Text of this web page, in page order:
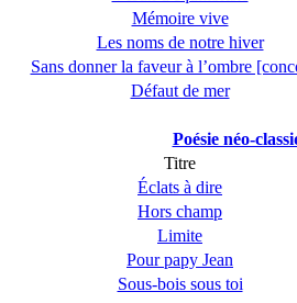
Mémoire vive
Les noms de notre hiver
Sans donner la faveur à l’ombre
Défaut de mer
Poésie néo-
Titre
Éclats à dire
Hors champ
Limite
Pour papy Jean
Sous-bois sous toi